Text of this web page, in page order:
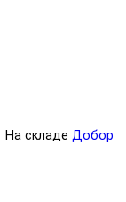
На складе Добор